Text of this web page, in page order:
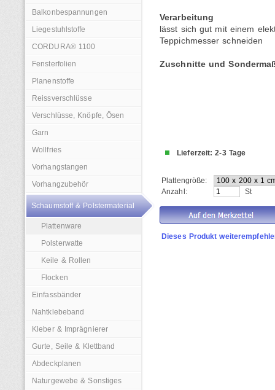
Balkonbespannungen
Liegestuhlstoffe
CORDURA® 1100
Fensterfolien
Planenstoffe
Reissverschlüsse
Verschlüsse, Knöpfe, Ösen
Garn
Wollfries
Vorhangstangen
Vorhangzubehör
Schaumstoff & Polstermaterial
Plattenware
Polsterwatte
Keile & Rollen
Flocken
Einfassbänder
Nahtklebeband
Kleber & Imprägnierer
Gurte, Seile & Klettband
Abdeckplanen
Naturgewebe & Sonstiges
Verarbeitung
lässt sich gut mit einem
Teppichmesser schneiden
Zuschnitte und
Lieferzeit: 2-3 Tage
Plattengröße:
Anzahl:
St
Dieses Produkt